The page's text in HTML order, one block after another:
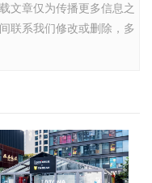
文章仅为传播更多信息之
联系我们修改或删除，多